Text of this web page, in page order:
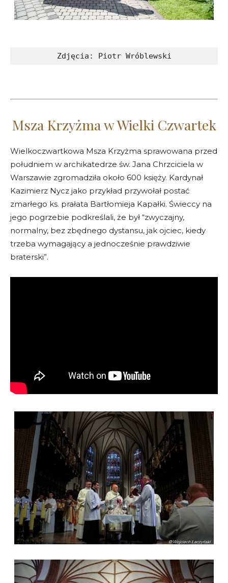
Zdjęcia: Piotr Wróblewski
Msza Krzyżma w Wielki Czwartek
Wielkoczwartkowa Msza Krzyżma sprawowana przed
południem w archikatedrze św. Jana Chrzciciela w
Warszawie zgromadziła około 600 księży. Kardynał
Kazimierz Nycz jako przykład przywołał postać
zmarłego ks. prałata Bartłomieja Kapałki. Świeccy na
jego pogrzebie podkreślali, że był “zwyczajny,
normalny, bez zbędnego dystansu, jak ojciec, kiedy
trzeba wymagający a jednocześnie prawdziwie
braterski”.